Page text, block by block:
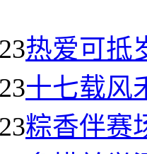
热爱可抵
十七载风
粽香伴赛